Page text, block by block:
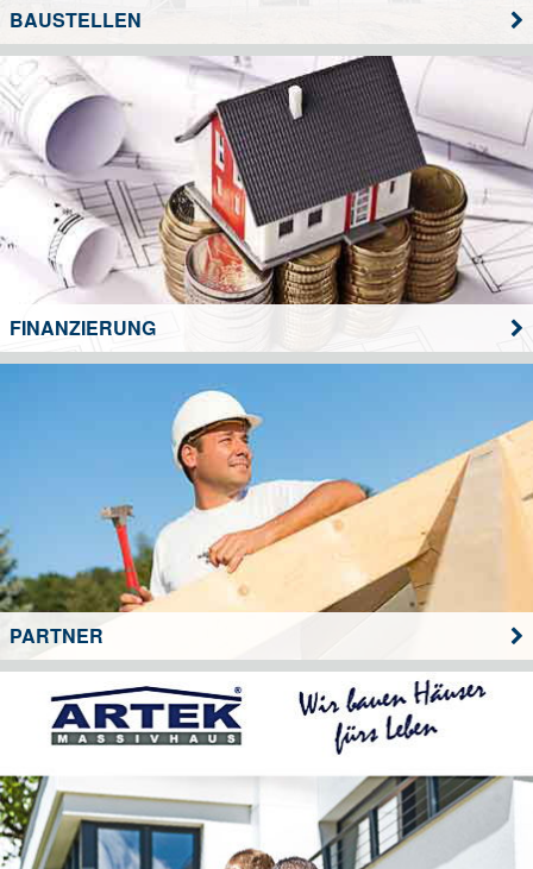
BAUSTELLEN
FINANZIERUNG
PARTNER